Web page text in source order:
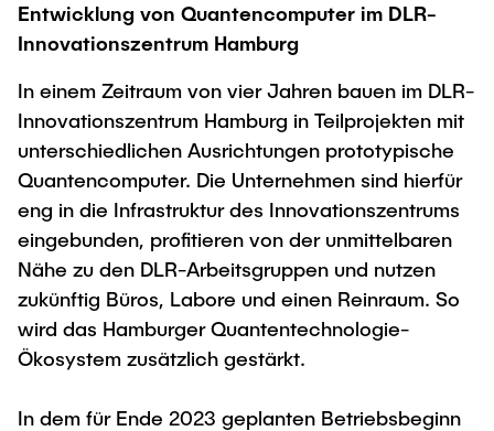
Entwicklung von Quantencomputer im DLR-
Innovationszentrum Hamburg
In einem Zeitraum von vier Jahren bauen im DLR-
Innovationszentrum Hamburg in Teilprojekten mit
unterschiedlichen Ausrichtungen prototypische
Quantencomputer. Die Unternehmen sind hierfür
eng in die Infrastruktur des Innovationszentrums
eingebunden, profitieren von der unmittelbaren
Nähe zu den DLR-Arbeitsgruppen und nutzen
zukünftig Büros, Labore und einen Reinraum. So
wird das Hamburger Quantentechnologie-
Ökosystem zusätzlich gestärkt.
In dem für Ende 2023 geplanten Betriebsbeginn